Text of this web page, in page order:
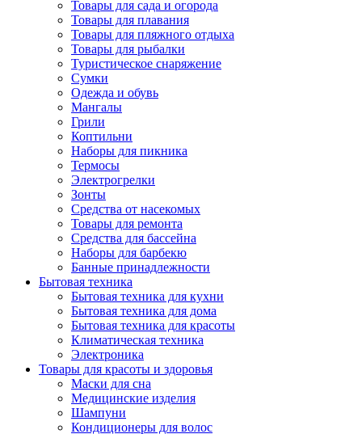
Товары для сада и огорода
Товары для плавания
Товары для пляжного отдыха
Товары для рыбалки
Туристическое снаряжение
Сумки
Одежда и обувь
Мангалы
Грили
Коптильни
Наборы для пикника
Термосы
Электрогрелки
Зонты
Средства от насекомых
Товары для ремонта
Средства для бассейна
Наборы для барбекю
Банные принадлежности
Бытовая техника
Бытовая техника для кухни
Бытовая техника для дома
Бытовая техника для красоты
Климатическая техника
Электроника
Товары для красоты и здоровья
Маски для сна
Медицинские изделия
Шампуни
Кондиционеры для волос